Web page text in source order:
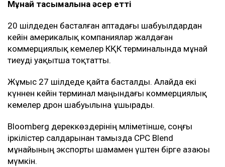
Мұнай тасымалына әсер етті
20 шілдеден басталған аптадағы шабуылдардан
кейін америкалық компаниялар жалдаған
коммерциялық кемелер КҚК терминалында мұнай
тиеуді уақытша тоқтатты.
Жұмыс 27 шілдеде қайта басталды. Алайда екі
күннен кейін терминал маңындағы коммерциялық
кемелер дрон шабуылына ұшырады.
Bloomberg дереккөздерінің мәліметінше, соңғы
іркілістер салдарынан тамызда CPC Blend
мұнайының экспорты шамамен үштен бірге азаюы
мүмкін.